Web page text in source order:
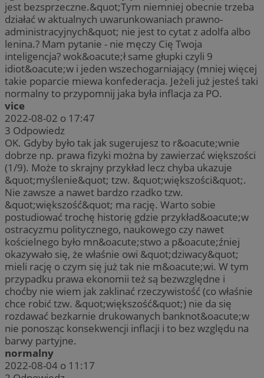
jest bezsprzeczne.&quot;Tym niemniej obecnie trzeba
działać w aktualnych uwarunkowaniach prawno-
administracyjnych&quot; nie jest to cytat z adolfa albo
lenina.? Mam pytanie - nie męczy Cię Twoja
inteligencja? wok&oacute;ł same głupki czyli 9
idiot&oacute;w i jeden wszechogarniający (mniej więcej
takie poparcie miewa konfederacja. Jeżeli już jesteś taki
normalny to przypomnij jaka była inflacja za PO.
vice
2022-08-02 o 17:47
3 Odpowiedz
OK. Gdyby było tak jak sugerujesz to r&oacute;wnie
dobrze np. prawa fizyki można by zawierzać większości
(1/9). Może to skrajny przykład lecz chyba ukazuje
&quot;myślenie&quot; tzw. &quot;większości&quot;.
Nie zawsze a nawet bardzo rzadko tzw.
&quot;większość&quot; ma rację. Warto sobie
postudiować trochę historię gdzie przykład&oacute;w
ostracyzmu politycznego, naukowego czy nawet
kościelnego było mn&oacute;stwo a p&oacute;źniej
okazywało się, że właśnie owi &quot;dziwacy&quot;
mieli rację o czym się już tak nie m&oacute;wi. W tym
przypadku prawa ekonomii też są bezwzględne i
choćby nie wiem jak zaklinać rzeczywistość (co właśnie
chce robić tzw. &quot;większość&quot;) nie da się
rozdawać bezkarnie drukowanych banknot&oacute;w
nie ponosząc konsekwencji inflacji i to bez względu na
barwy partyjne.
normalny
2022-08-04 o 11:17